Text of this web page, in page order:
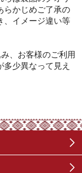
らかじめご了承の
、イメージ違い等
、お客様のご利用
少異なって見え